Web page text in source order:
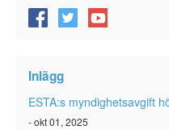
Viseringsundantag
ESTA Artiklar
Kontakta
Inlägg
ESTA:s myndighetsavgift
- okt 01, 2025